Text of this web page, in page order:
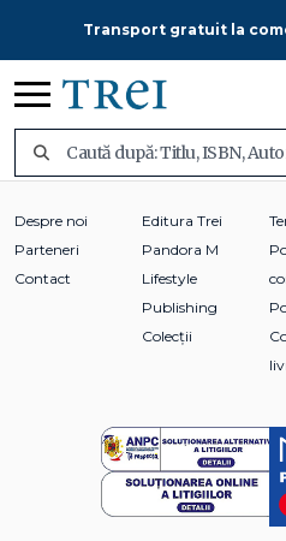
Transport gratuit la
Despre noi
Parteneri
Contact
Editura Trei
Pandora M
Lifestyle
Publishing
Colecții